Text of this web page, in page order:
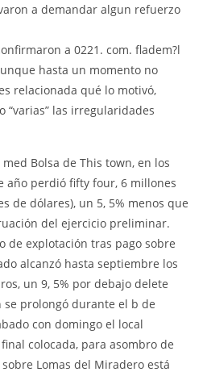
a demandar algun refuerzo
a 0221. com. fladem?l
hasta un momento no
relacionada qué lo motivó,
“varias” las irregularidades
Bolsa de This town, en los
año perdió fifty four, 6 millones
de dólares), un 5, 5% menos que
del ejercicio preliminar.
de explotación tras pago sobre
alcanzó hasta septiembre los
un 9, 5% por debajo delete
prolongó durante el b de
con domingo el local
colocada, para asombro de
Lomas del Miradero está